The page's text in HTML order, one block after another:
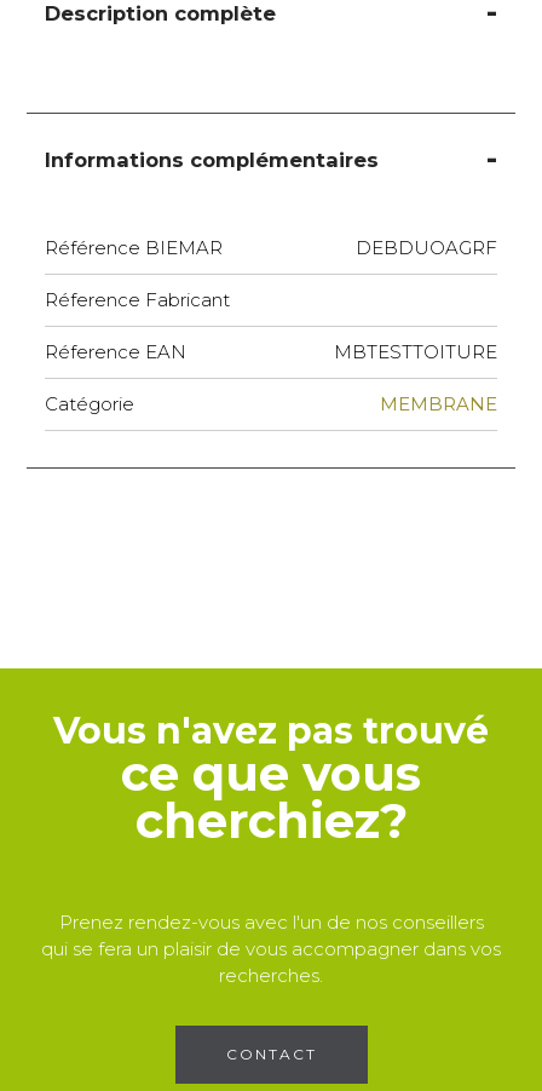
Description complète
Informations complémentaires
Référence BIEMAR DEBDUOAGRF
Réference Fabricant
Réference EAN MBTESTTOITURE
Catégorie MEMBRANE
Vous n'avez pas trouvé
ce que vous
cherchiez?
Prenez rendez-vous avec l'un de nos conseillers
qui se fera un plaisir de vous accompagner dans vos
recherches.
CONTACT